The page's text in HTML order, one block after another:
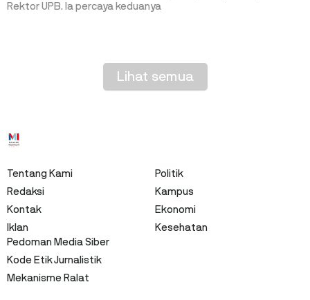
Rektor UPB. Ia percaya keduanya
Lihat semua
Tentang Kami
Redaksi
Kontak
Iklan
Politik
Kampus
Ekonomi
Kesehatan
Pedoman Media Siber
Kode Etik Jurnalistik
Mekanisme Ralat